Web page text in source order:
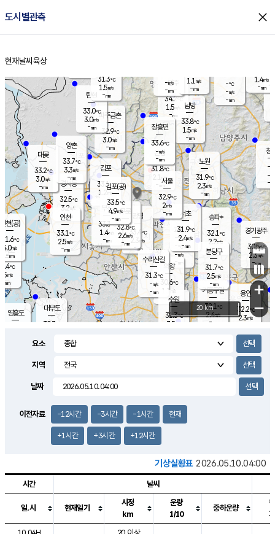
도시별관측 close
홈
현재날씨 육상
의도
℃
m/s
mm
영흥도
양주
34.2℃
1.5
-mm
과천
- ℃
-m/s
- mm
용인
32.2℃
2.3m/s
경기광주
30.5℃
2.3m/s
-mm
3.4m/s
대부도
30.7
경서동
32.5℃
3.2 m/s
-mm
파주금촌
32.9℃
3.0m/s
-mm
-℃
-m/s
-mm
대곶
33.2℃
3.0m/s
-mm
창
-
-m/
-
탄현
33.0℃
3.0m/s
-mm
1.4m/s
-mm
의왕
30.6℃
1.1m/s
mm
김포
33.1℃
1.2 m/s
mm
광명
33.4 ℃
2.3 m/s
-mm
부천
33.3℃
1.4m/s
-mm
양촌
33.7℃
3.3m/s
-mm
구로
32.8℃
2.6m/s
-mm
은평
31.8℃
2.1 m/s
- mm
노원
31.9℃
2.3m/s
-mm
송파*
32.1℃
2.2m/s
-mm
서초
31.9℃
2.4m/s
-mm
남방
33.8℃
1.5m/s
-mm
기흥구갈
32.1℃
2.4m/s
-
수리산길
31.3℃
-m/s
-mm
분당구
31.7℃
2.5m/s
-mm
장흥면
33.6℃
-m/s
-mm
-m/s
-mm
인천(공)
31.6℃
4.0m/s
-mm
김포(공)
33.5℃
4.9m/s
-mm
수원
31.3℃
3.5 m/s
인천
33.1℃
2.5m/s
-mm
서울
32.9℃
2m/s
-mm
31.3℃
1.5m/s
-mm
1.1 m/s
-mm
+
−
20 km
요소
지역
날짜
이전자료 -12시간 -3시간 -1시간 현재
+1시간 +3시간 +12시간
기상실황표 2026.05.10.04:00
도시별 기상실황표로 지점, 날씨, 기온, 강수, 바람, 기압등을 안내한 표입
시간 날씨
일.시 현재일기
시정
km
운량
1/10
중하운량